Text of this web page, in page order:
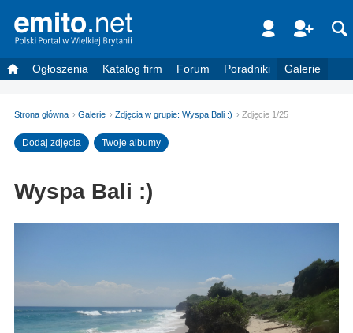
Ogłoszenia Katalog firm Forum Poradniki Galerie
Strona główna Galerie Zdjęcia w grupie: Wyspa Bali :) Zdjęcie 1/25
Dodaj zdjęcia Twoje albumy
Wyspa Bali :)